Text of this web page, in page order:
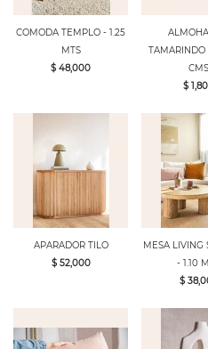
COMODA TEMPLO - 1.25
MTS
$ 48,000
CMS
$
APARADOR TILO
$ 52,000
MESA LIVING
- 1.10
$